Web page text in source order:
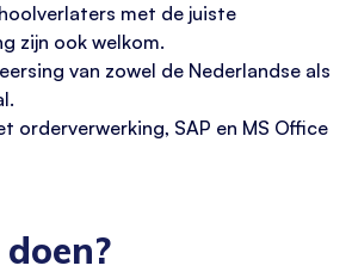
met de juiste
zijn ook welkom.
van zowel de Nederlandse als
orderverwerking, SAP en MS Office